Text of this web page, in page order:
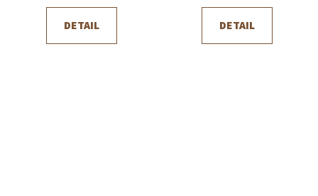
DETAIL DETAIL